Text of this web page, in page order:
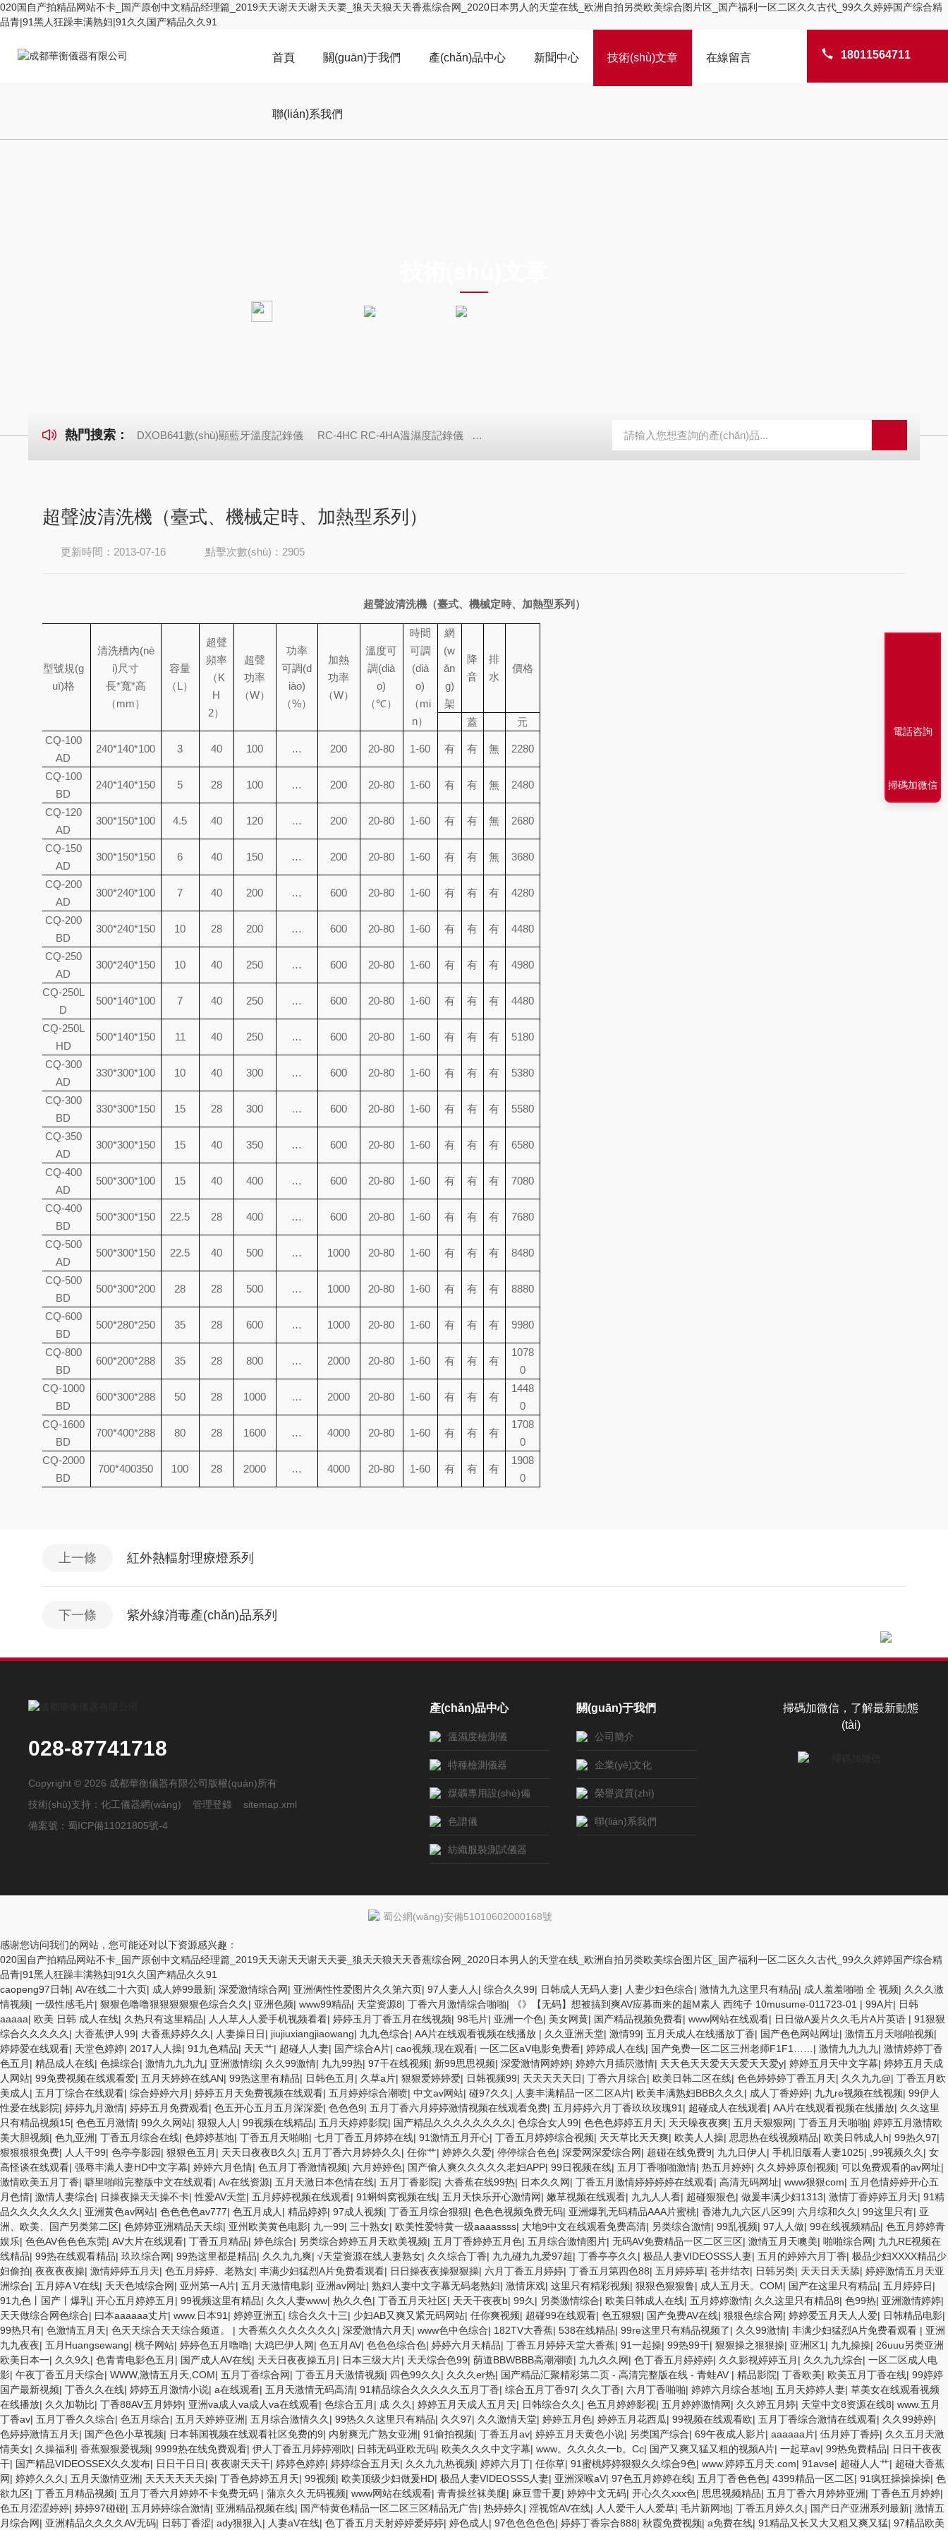
020国自产拍精品网站不卡_国产原创中文精品经理篇_2019天天谢天天谢天天要_狼天天狼天天香蕉综合网_2020日本男人的天堂在线_欧洲自拍另类欧美综合图片区_国产福利一区二区久久古代_99久久婷婷国产综合精
品青|91黑人狂躁丰满熟妇|91久久国产精品久久91
18011564711
首頁 關(guān)于我們 產(chǎn)品中心 新聞中心 技術(shù)文章 在線留言
聯(lián)系我們
熱門搜索： DXOB641數(shù)顯藍牙溫度記錄儀 RC-4HC RC-4HA溫濕度記錄儀 多樣品平行蒸發(fā)儀多樣品平行蒸發(fā)儀 SBD-100B SBD-100D成都漏氯報警儀 漏氯報警器 漏
超聲波清洗機（臺式、機械定時、加熱型系列）
更新時間：2013-07-16 點擊次數(shù)：2905
超聲波清洗機（臺式、機械定時、加熱型系列）
型號規(g
uī)格
清洗槽內(nè
i)尺寸
長*寬*高
（mm）
容量
（L）
超聲
頻率
（K
H
2）
超聲
功率
（W）
功率
可調(d
iào)
（%）
加熱
功率
（W）
溫度可
調(dià
o)
（℃）
時間
可調
(dià
o)
（mi
n）
網
(w
ǎn
g)
架
降
音
排
水
價格
蓋 元
CQ-100
AD
240*140*100 3 40 100 … 200 20-80 1-60 有 有 無 2280
CQ-100
BD
240*140*150 5 28 100 … 200 20-80 1-60 有 有 無 2480
CQ-120
AD
300*150*100 4.5 40 120 … 200 20-80 1-60 有 有 無 2680
CQ-150
AD
300*150*150 6 40 150 … 200 20-80 1-60 有 有 無 3680
CQ-200
AD
300*240*100 7 40 200 … 600 20-80 1-60 有 有 有 4280
CQ-200
BD
300*240*150 10 28 200 … 600 20-80 1-60 有 有 有 4480
CQ-250
AD
300*240*150 10 40 250 … 600 20-80 1-60 有 有 有 4980
CQ-250L
D
500*140*100 7 40 250 … 600 20-80 1-60 有 有 有 4480
CQ-250L
HD
500*140*150 11 40 250 … 600 20-80 1-60 有 有 有 5180
CQ-300
AD
330*300*100 10 40 300 … 600 20-80 1-60 有 有 有 5380
CQ-300
BD
330*300*150 15 28 300 … 600 20-80 1-60 有 有 有 5580
CQ-350
AD
300*300*150 15 40 350 … 600 20-80 1-60 有 有 有 6580
CQ-400
AD
500*300*100 15 40 400 … 600 20-80 1-60 有 有 有 7080
CQ-400
BD
500*300*150 22.5 28 400 … 600 20-80 1-60 有 有 有 7680
CQ-500
AD
500*300*150 22.5 40 500 … 1000 20-80 1-60 有 有 有 8480
CQ-500
BD
500*300*200 28 28 500 … 1000 20-80 1-60 有 有 有 8880
CQ-600
BD
500*280*250 35 28 600 … 1000 20-80 1-60 有 有 有 9980
CQ-800
BD
600*200*288 35 28 800 … 2000 20-80 1-60 有 有 有
1078
0
CQ-1000
BD
600*300*288 50 28 1000 … 2000 20-80 1-60 有 有 有
1448
0
CQ-1600
BD
700*400*288 80 28 1600 … 4000 20-80 1-60 有 有 有
1708
0
CQ-2000
BD
700*400350 100 28 2000 … 4000 20-80 1-60 有 有 有
1908
0
上一條 紅外熱輻射理療燈系列
下一條 紫外線消毒產(chǎn)品系列
掃碼加微信，了解最新動態
(tài)
028-87741718
Copyright © 2026 成都華衡儀器有限公司版權(quán)所有
技術(shù)支持：化工儀器網(wǎng) 管理登錄
sitemap.xml
備案號：蜀ICP備11021805號-4
產(chǎn)品中心
溫濕度檢測儀
特種檢測儀器
煤礦專用設(shè)備
色譜儀
紡織服裝測試儀器
關(guān)于我們
公司簡介
企業(yè)文化
榮譽資質(zhì)
聯(lián)系我們
電話咨詢
掃碼加微信
蜀公網(wǎng)安備51010602000168號
感谢您访问我们的网站，您可能还对以下资源感兴趣：
020国自产拍精品网站不卡_国产原创中文精品经理篇_2019天天谢天天谢天天要_狼天天狼天天香蕉综合网_2020日本男人的天堂在线_欧洲自拍另类欧美综合图片区_国产福利一区二区久久古代_99久久婷婷国产综合精
品青|91黑人狂躁丰满熟妇|91久久国产精品久久91
caopeng97日韩| AV在线二十六页| 成人婷99最新| 深爱激情综合网| 亚洲俩性性爱图片久久第六页| 97人妻人人 | 综合久久99| 日韩成人无码人妻| 人妻少妇色综合| 激情九九这里只有精品| 成人羞羞啪啪 全 视频| 久久久激
情视频| 一级性感毛片| 狠狠色噜噜狠狠狠狠狠色综合久久 | 亚洲色频| www99精品| 天堂资源8| 丁香六月激情综合啪啪| 《》【无码】想被搞到爽AV应募而来的超M素人 西纯子 10musume-011723-01 | 99A片| 日韩
aaaaa| 欧美 日韩 成人在线| 久热只有这里精品| 人人草人人爱手机视频看看| 婷婷玉月丁香五月在线视频| 98毛片| 亚洲一个色| 美女网黄| 国产精品视频免费看| www网站在线观看| 日日做A爰片久久毛片A片英语 | 91狠狠
综合久久久久久 | 大香蕉伊人99| 大香蕉婷婷久久 | 人妻操日日| jiujiuxiangjiaowang| 九九色综合| AA片在线观看视频在线播放 | 久久亚洲天堂| 激情99| 五月天成人在线播放丁香| 国产色色网站网址| 激情五月天啪啪视频|
婷婷爱在线观看| 天堂色婷婷| 2017人人操| 91九色精品| 天天艹| 超碰人人妻| 国产综合A片| cao视频,现在观看| 一区二区aV电影免费看| 婷婷成人在线| 国产免费一区二区三州老师F1F1…… | 激情九九九九| 激情婷婷丁香
色五月 | 精品成人在线| 色操综合| 激情九九九九| 亚洲激情综| 久久99激情| 九九99热| 97干在线视频| 新99思思视频| 深爱激情网婷婷| 婷婷六月插屄激情| 天天色天天爱天天爱天天爱y| 婷婷五月天中文字幕| 婷婷五月天成
人网站| 99免费视频在线观看爱| 五月天婷婷在线AN| 99热这里有精品| 日韩色五月 | 久草a片| 狠狠爱婷婷爱| 日韩视频99| 天天天天天日| 丁香六月综合| 欧美日韩二区在线| 色色婷婷婷丁香五月天| 久久九九@| 丁香五月欧
美成人 | 五月丁综合在线观看| 综合婷婷六月 | 婷婷五月天免费视频在线观看| 五月婷婷综合潮喷| 中文av网站| 碰97久久 | 人妻丰满精品一区二区A片| 欧美丰满熟妇BBB久久久 | 成人丁香婷婷| 九九re视频在线视频| 99伊人
性爱在线影院| 婷婷九月激情| 婷婷五月免费观看| 色五开心五月五月深深爱| 色色色9| 五月丁香六月婷婷激情视频在线观看免费| 五月婷婷六月丁香玖玖玫瑰91 | 超碰成人在线观看| AA片在线观看视频在线播放| 久久这里
只有精品视频15| 色色五月激情| 99久久网站| 狠狠人人 | 99视频在线精品| 五月天婷婷影院| 国产精品久久久久久久久久 | 色综合女人99| 色色色婷婷五月天| 天天噪夜夜爽| 五月天狠狠网| 丁香五月天啪啪| 婷婷五月激情欧
美大胆视频| 色九亚洲| 丁香五月综合在线| 色婷婷基地| 丁香五月天啪啪| 七月丁香五月婷婷在线| 91激情五月开心| 丁香五月婷婷综合视频| 天天草比天天爽| 欧美人人操| 思思热在线视频精品| 欧美日韩成人h| 99热久97|
狠狠狠狠免费| 人人干99| 色亭亭影园| 狠狠色五月 | 天天日夜夜B久久 | 五月丁香六月婷婷久久 | 任你艹| 婷婷久久爱| 停停综合色色| 深爱网深爱综合网| 超碰在线免费9| 九九日伊人 | 手机旧版看人妻1025| ,99视频久久 | 女
高怪谈在线观看| 强辱丰满人妻HD中文字幕| 婷婷六月色情| 色五月丁香激情视频| 六月婷婷色| 国产偷人爽久久久久久老妇APP| 99日视频在线| 五月丁香啪啪激情| 热五月婷婷| 久久婷婷原创视频| 可以免费观看的av网址|
激情欧美五月丁香| 噼里啪啦完整版中文在线观看| Av在线资源| 五月天激日本色情在线| 五月丁香影院| 大香蕉在线99热| 日本久久网| 丁香五月激情婷婷婷婷在线观看| 高清无码网址| www狠狠com| 五月色情婷婷开心五
月色情| 激情人妻综合| 日操夜操天天操不卡|性爱AV天堂| 五月婷婷视频在线观看| 91蝌蚪窝视频在线| 五月天快乐开心激情网| 嫩草视频在线观看| 九九人人看| 超碰狠狠色| 做爰丰满少妇1313| 激情丁香婷婷五月天| 91精
品久久久久久久久 | 亚洲黄色av网站| 色色色色av777| 色五月成人 | 精品婷婷| 97成人视频| 丁香五月综合狠狠| 色色色视频免费无码| 亚洲爆乳无码精品AAA片蜜桃| 香港九九六区八区99| 六月综和久久 | 99这里只有| 亚
洲、欧美、国产另类笫二区| 色婷婷亚洲精品天天综| 亚州欧美黄色电影| 九一99| 三十熟女| 欧美性爱特黄一级aaaassss| 大地9中文在线观看免费高清| 另类综合激情| 99乱视频| 97人人做| 99在线视频精品| 色五月婷婷青
娱乐| 色色AV色色色东莞| AV大片在线观看| 丁香五月精品| 婷色综合| 另类综合婷婷五月天欧美视频| 五月丁香婷婷五月色| 五月综合激情图片| 无码AV免费精品一区二区三区| 激情五月天噢美| 啪啪综合网| 九九RE视频在
线精品| 99热在线观看精品| 玖玖综合网| 99热这里都是精品| 久久九九爽| √天堂资源在线人妻熟女| 久久综合丁香| 九九碰九九爱97超| 丁香亭亭久久 | 极品人妻VIDEOSSS人妻| 五月的婷婷六月丁香| 极品少妇XXXX精品少
妇偷拍| 夜夜夜夜操| 激情婷婷五月天| 色五月婷婷、老熟女| 丰满少妇猛烈A片免费看观看| 日日操夜夜操狠狠操| 六月丁香五月婷婷| 丁香五月第四色88| 五月婷婷草| 苍井结衣| 日韩另类| 天天日天天舔| 婷婷激情五月天亚
洲综合| 五月婷A V在线| 天天色域综合网| 亚州第一A片| 五月天激情电影| 亚洲av网址| 熟妇人妻中文字幕无码老熟妇| 激情床戏| 这里只有精彩视频| 狠狠色狠狠鲁| 成人五月天。COM| 国产在这里只有精品| 五月婷婷日|
91九色丨国产丨爆乳| 开心五月婷婷五月 | 99视频这里有精品| 久久人妻www| 热久久色| 丁香五月天社区| 天天干夜夜b| 99久 | 另类激情综合| 欧美日韩成人在线| 五月婷婷激情| 久久这里只有精品8| 色99热| 亚洲激情婷婷|
天天做综合网色综合| 曰本aaaaaa丈片| www.日本91 | 婷婷亚洲五| 综合久久十三| 少妇AB又爽又紧无码网站| 任你爽视频| 超碰99在线观看| 色五狠狠| 国产免费AV在线| 狠狠色综合网| 婷婷爱五月天人人爱| 日韩精品电影|
99热只有| 色激情五月天| 色天天综合天天综合频道。 | 大香蕉久久久久久久久 | 深爱激情六月天| www色中色综合| 182TV大香蕉| 538在线精品| 99re这里只有精品视频了| 久久99激情| 丰满少妇猛烈A片免费看观看 | 亚洲
九九夜夜| 五月Huangsewang| 桃子网站| 婷婷色五月噜噜| 大鸡巴伊人网| 色五月AV| 色色色综合色| 婷婷六月天精品| 丁香五月婷婷天堂大香蕉| 91一起操| 99热99干| 狠狠操之狠狠操| 亚洲区1 | 九九操操| 26uuu另类亚洲
欧美日本一| 久久9久 | 色青青电影色五月 | 国产成人AV在线| 天天日夜夜操五月 | 日本三级大片| 天天综合色99| 荫道BBWBBB高潮潮喷| 九九久久网| 色丁香五月婷婷婷| 久久影视婷婷五月 | 久久九九综合| 一区二区成人电
影| 午夜丁香五月天综合| WWW,激情五月天,COM| 五月丁香综合网| 丁香五月天激情视频| 四色99久久 | 久久久er热| 国产精品汇聚精彩第二页 - 高清完整版在线 - 青蛙AV | 精品影院| 丁香欧美| 欧美五月丁香在线| 99婷婷
国产最新视频| 丁香久久在线| 婷婷五月激情小说| a在线观看| 五月天激情无码高清| 91精品综合久久久久久五月丁香| 综合五月丁香97| 久久丁香| 六月丁香啪啪| 婷婷六月综合基地| 五月天婷婷人妻| 草美女在线观看视频
在线播放| 久久加勒比| 丁香88AV五月婷婷| 亚洲va成人va成人va在线观看| 色综合五月 | 成 久久 | 婷婷五月天成人五月天| 日韩综合久久 | 色五月婷婷影视| 五月婷婷激情网| 久久婷五月婷| 天堂中文8资源在线8| www.五月
丁香av| 五月丁香久久综合| 色五月综合| 五月天婷婷亚洲| 五月综合激情久久 | 99热久久这里只有精品| 久久97| 久久激情天堂| 婷婷五月色| 婷婷五月花西瓜| 99视频在线观看欧| 五月丁香综合激情在线观看| 久久99婷婷|
色婷婷激情五月天| 国产色色小草视频| 日本韩国视频在线观看社区免费的9| 内射爽无广熟女亚洲| 91偷拍视频| 丁香五月av| 婷婷五月天黄色小说| 另类国产综合| 69午夜成人影片| aaaaaa片| 伍月婷丁香婷| 久久五月天激
情美女| 久操福利 | 香蕉狠狠爱视频| 9999热在线免费观看| 伊人丁香五月婷婷潮吹| 日韩无码亚欧无码| 欧美久久久中文字幕| www。久久久久一b。Cc| 国产又爽又猛又粗的视频A片| 一起草av| 99热免费精品| 日日干夜夜
干| 国产精品VIDEOSSEX久久发布| 日日干日日| 夜夜谢天天干| 婷婷色婷婷| 婷婷综合五月天| 久久九九热视频| 婷婷六月丁| 任你草| 91蜜桃婷婷狠狠久久综合9色| www.婷婷五月天.com| 91avse| 超碰人人艹| 超碰大香蕉
网| 婷婷久久久 | 五月天激情亚洲| 天天天天天天操| 丁香色婷婷五月天| 99视频| 欧美顶级少妇做爰HD| 极品人妻VIDEOSSS人妻| 亚洲深喉aV| 97色五月婷婷在线| 五月丁香色色色| 4399精品一区二区| 91疯狂操操操操| 色
欲九区| 丁香五月精品视频| 五月丁香六月婷婷不卡免费无码 | 蒲京久久无码视频| www网站在线观看| 青青操丝袜美腿| 麻豆雪千夏| 婷婷中文无码| 开心久久xxx色| 思思视频精品| 五月丁香六月婷婷亚洲| 丁香色五月婷婷|
色五月涩涩婷婷| 婷婷97碰碰| 五月婷婷综合激情| 亚洲精品视频在线| 国产特黄色精品一区二区三区精品无广告| 热婷婷久 | 淫视馆AV在线| 人人爱干人人爱草| 毛片新网地| 丁香五月婷久久 | 国产日产亚洲系列最新| 激情五
月综合网| 亚洲精品久久久久AV无码| 日韩丁香涩| ady狠狠入 | 人妻aV在线| 色丁香五月天射婷婷爱婷婷| 婷色成人 | 97色色色色色| 婷婷丁香宗合888| 秋霞免费视频| a免费在线| 91精品又长又大又粗又爽又猛| 97精品欧美